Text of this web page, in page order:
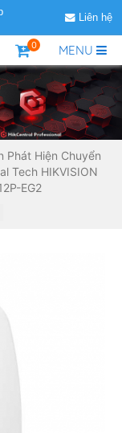
Liên hệ
MENU
0
Phát Hiện Chuyển
Tech HIKVISION
EG2